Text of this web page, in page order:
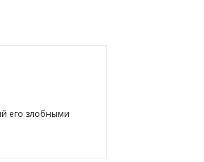
его злобными